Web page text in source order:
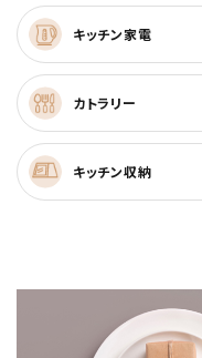
キッチン家電
カトラリー
キッチン収納